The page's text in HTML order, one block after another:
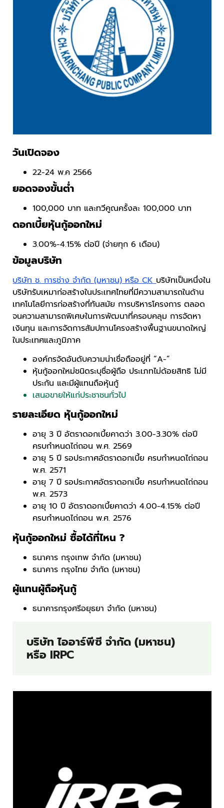
วันเปิดจอง
22-24 พ.ค 2566
ยอดจองขั้นต่ำ
100,000 บาท และทวีคูณครั้งละ 100,000 บาท
ดอกเบี้ยหุ้นกู้ออกใหม่
3.00%-4.15% ต่อปี (จ่ายทุก 6 เดือน)
ข้อมูลบริษัท
บริษัท ช. การช่าง จำกัด (มหาชน) หรือ CK บริษัทเป็นหนึ่งใน
บริษัทรับเหมาก่อสร้างในประเทศไทยที่มีความสามารถในด้าน
เทคโนโลยีการก่อสร้างที่ทันสมัย ​​การบริหารโครงการ ตลอด
จนความสามารถพิเศษในการพัฒนาที่ครอบคลุม การจัดหา
เงินทุน และการจัดการสัมปทานโครงสร้างพื้นฐานขนาดใหญ่
ในประเทศและภูมิภาค
องค์กรจัดอันดับความน่าเชื่อถืออยู่ที่ “A-”
หุ้นกู้ออกใหม่ชนิดระบุชื่อผู้ถือ ประเภทไม่ด้อยสิทธิ ไม่มี
ประกัน และมีผู้แทนถือหุ้นกู้
เสนอขายให้แก่ประชาชนทั่วไป
รายละเอียด หุ้นกู้ออกใหม่
อายุ 3 ปี อัตราดอกเบี้ยคาดว่า 3.00-3.30% ต่อปี
ครบกำหนดไถ่ถอน พ.ศ. 2569
อายุ 5 ปี รอประกาศอัตราดอกเบี้ย ครบกำหนดไถ่ถอน
พ.ศ. 2571
อายุ 7 ปี รอประกาศอัตราดอกเบี้ย ครบกำหนดไถ่ถอน
พ.ศ. 2573
อายุ 10 ปี อัตราดอกเบี้ยคาดว่า 4.00-4.15% ต่อปี
ครบกำหนดไถ่ถอน พ.ศ. 2576
หุ้นกู้ออกใหม่ ซื้อได้ที่ไหน ?
ธนาคาร กรุงเทพ จำกัด (มหาชน)
ธนาคาร กรุงไทย จำกัด (มหาชน)
ผู้แทนผู้ถือหุ้นกู้
ธนาคารกรุงศรีอยุธยา จำกัด (มหาชน)
บริษัท ไออาร์พีซี จำกัด (มหาชน)
หรือ IRPC